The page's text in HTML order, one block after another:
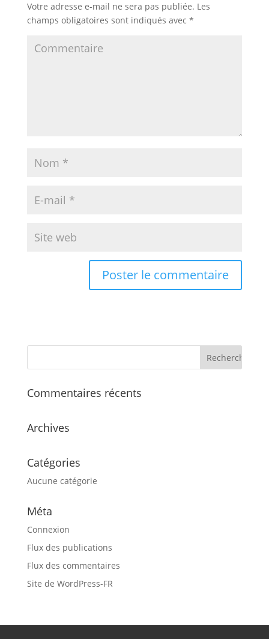
Votre adresse e-mail ne sera pas publiée. Les
champs obligatoires sont indiqués avec *
Commentaires récents
Archives
Catégories
Aucune catégorie
Méta
Connexion
Flux des publications
Flux des commentaires
Site de WordPress-FR